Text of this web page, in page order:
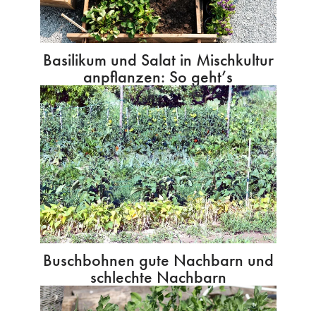
Basilikum und Salat in Mischkultur
anpflanzen: So geht’s
Buschbohnen gute Nachbarn und
schlechte Nachbarn